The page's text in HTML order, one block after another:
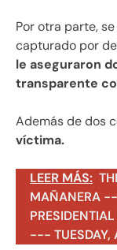
Por otra parte,
capturado por
le aseguraron
transparente
Además de dos
víctima.
LEER MÁS:
MAÑANERA
--- TUESDAY,